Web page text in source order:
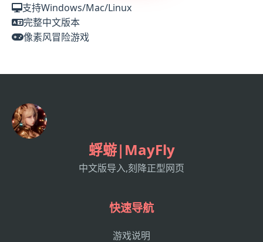
支持Windows/Mac/Linux
完整中文版本
像素风冒险游戏
蜉蝣|MayFly
中文版导入,刻降正型网页
快速导航
游戏说明